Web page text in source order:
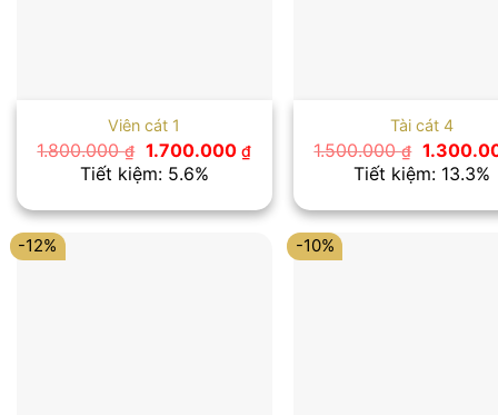
Viên cát 1
1.800.000₫ Giá
gốc
là:
1.700.000₫Giá
là:
1.700.000 ₫.
Tiết kiệm: 5.6%
Tài cát 4
1.500.000₫ Giá
gốc
là:
Tiết kiệm: 13.3%
-12% -10%